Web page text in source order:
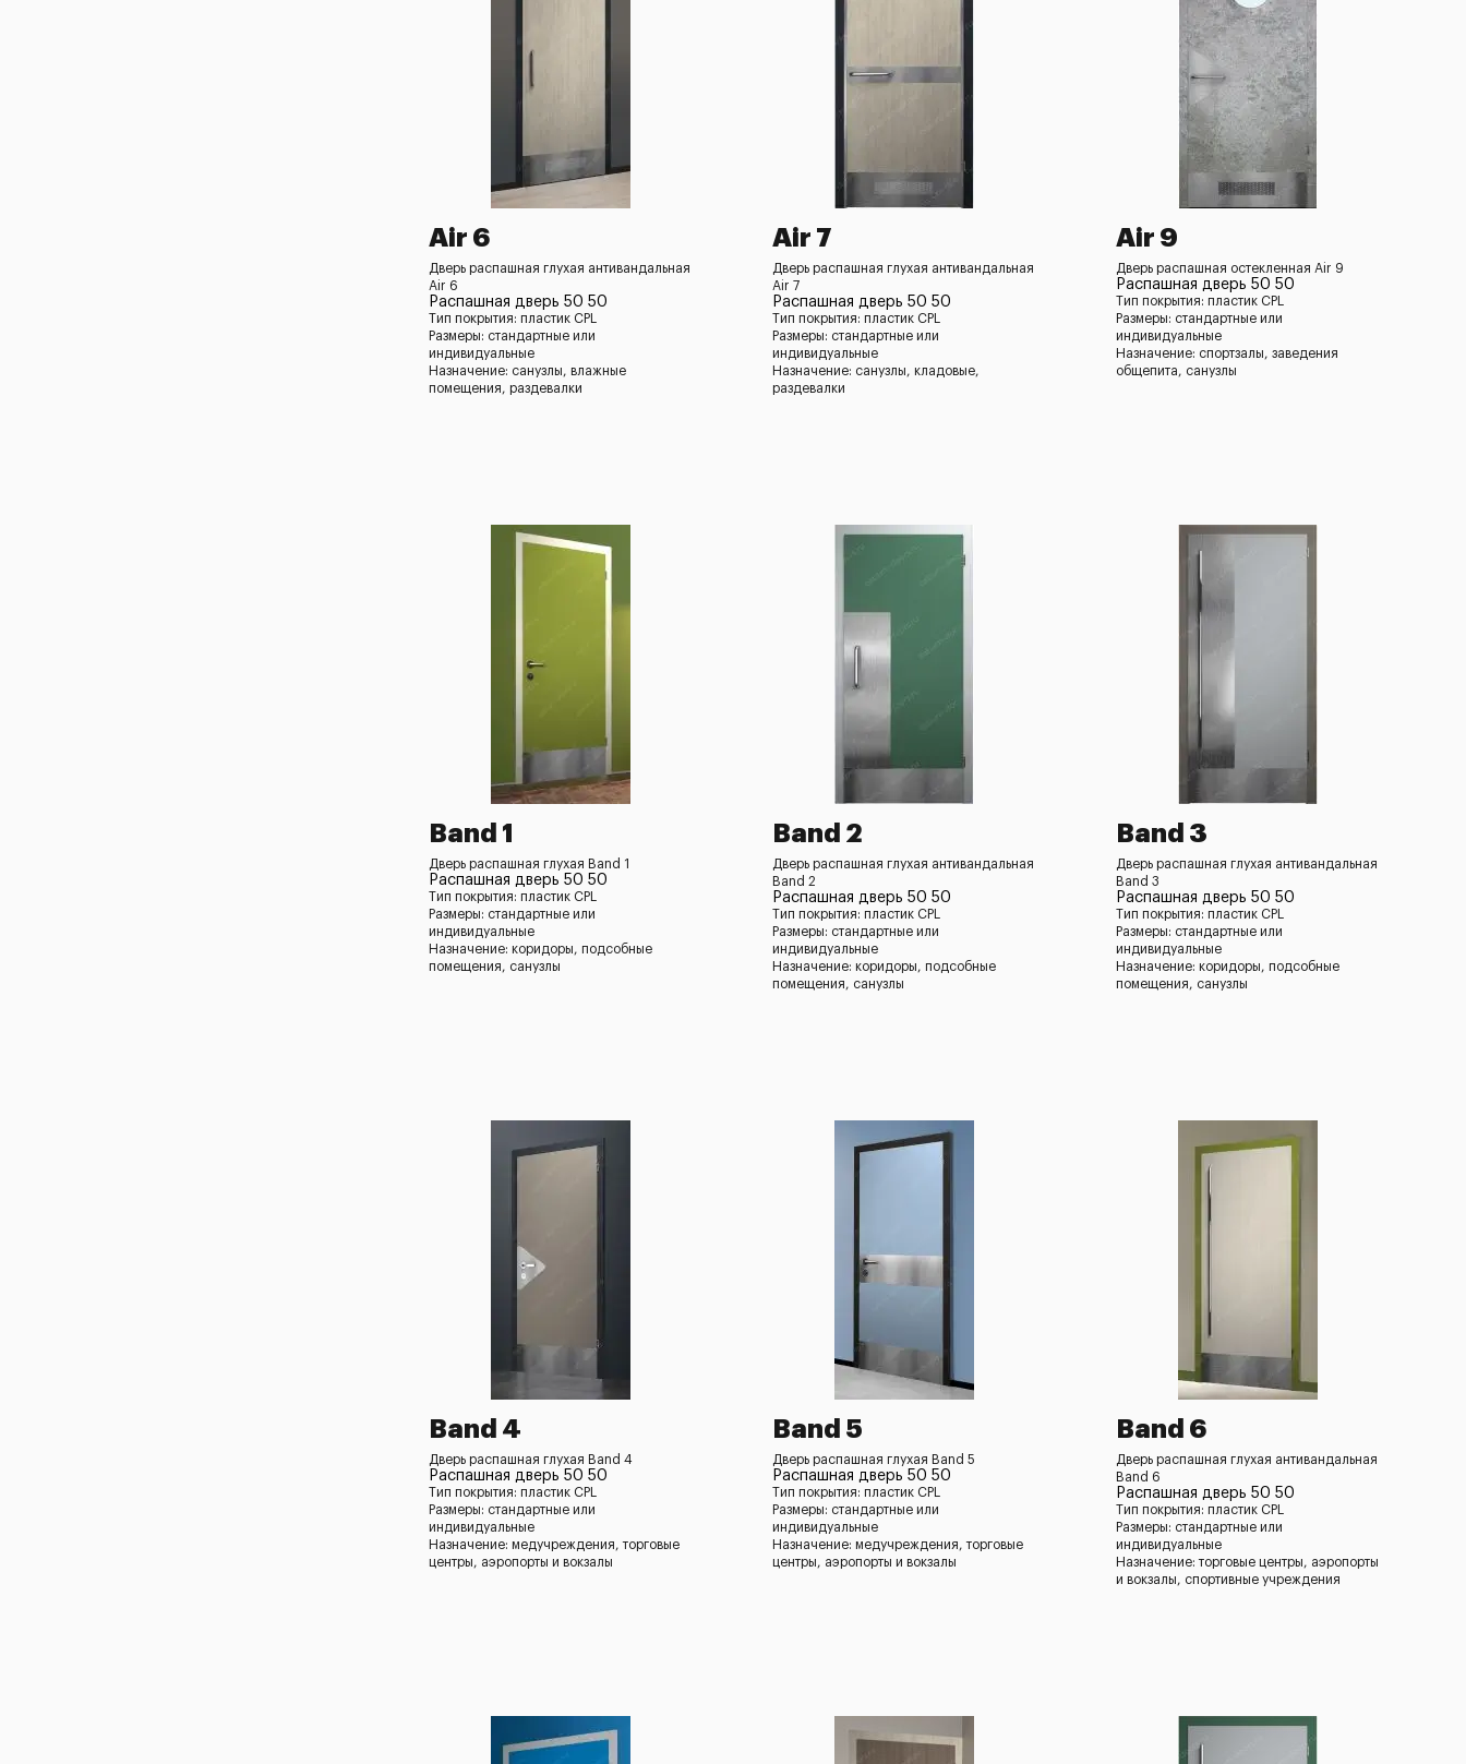
Air 6
Дверь распашная глухая антивандальная
Air 6
Распашная дверь 50 50
Тип покрытия: пластик CPL
Размеры: стандартные или
индивидуальные
Назначение: санузлы, влажные
помещения, раздевалки
Air 7
Дверь распашная глухая антивандальная
Air 7
Распашная дверь 50 50
Тип покрытия: пластик CPL
Размеры: стандартные или
индивидуальные
Назначение: санузлы, кладовые,
раздевалки
Air 9
Дверь распашная остекленная Air 9
Распашная дверь 50 50
Тип покрытия: пластик CPL
Размеры: стандартные или
индивидуальные
Назначение: спортзалы, заведения
общепита, санузлы
Band 1
Дверь распашная глухая Band 1
Распашная дверь 50 50
Тип покрытия: пластик CPL
Размеры: стандартные или
индивидуальные
Назначение: коридоры, подсобные
помещения, санузлы
Band 2
Дверь распашная глухая антивандальная
Band 2
Распашная дверь 50 50
Тип покрытия: пластик CPL
Размеры: стандартные или
индивидуальные
Назначение: коридоры, подсобные
помещения, санузлы
Band 3
Дверь распашная глухая антивандальная
Band 3
Распашная дверь 50 50
Тип покрытия: пластик CPL
Размеры: стандартные или
индивидуальные
Назначение: коридоры, подсобные
помещения, санузлы
Band 4
Дверь распашная глухая Band 4
Распашная дверь 50 50
Тип покрытия: пластик CPL
Размеры: стандартные или
индивидуальные
Назначение: медучреждения, торговые
центры, аэропорты и вокзалы
Band 5
Дверь распашная глухая Band 5
Распашная дверь 50 50
Тип покрытия: пластик CPL
Размеры: стандартные или
индивидуальные
Назначение: медучреждения, торговые
центры, аэропорты и вокзалы
Band 6
Дверь распашная глухая антивандальная
Band 6
Распашная дверь 50 50
Тип покрытия: пластик CPL
Размеры: стандартные или
индивидуальные
Назначение: торговые центры, аэропорты
и вокзалы, спортивные учреждения